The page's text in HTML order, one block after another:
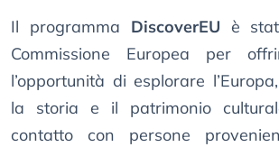
Il programma DiscoverEU è
Commissione Europea per
l’opportunità di esplorare
la storia e il patrimonio
contatto con persone